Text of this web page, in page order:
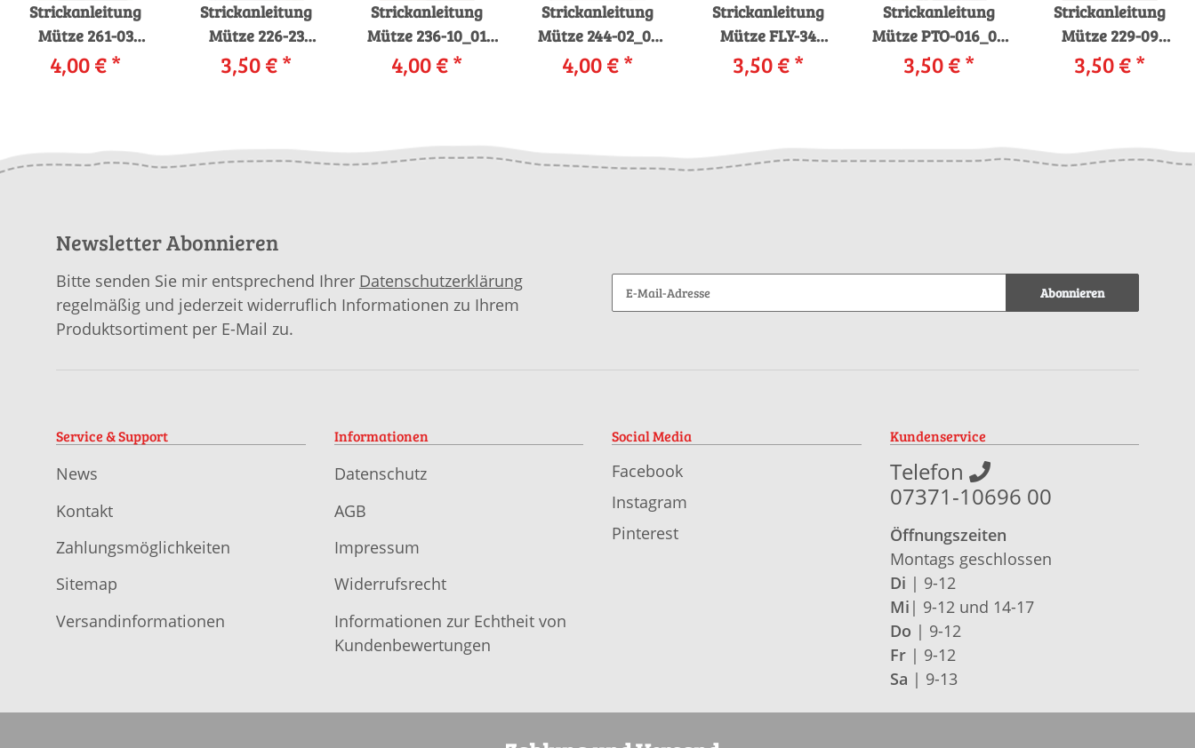
Strickanleitung
Mütze 261-03
LANGYARNS
GORDON als
4,00 €*
Strickanleitung
Mütze 226-23
LANGYARNS
VIRGINIA als
3,50 €*
Strickanleitung
Mütze 236-10_01
LANGYARNS
NERINO 400 LACE /
4,00 €*
Strickanleitung
Mütze 244-02_01
LANGYARNS
CASHSOFT /
4,00 €*
Strickanleitung
Mütze FLY-34
LANGYARNS
YOUNG als
3,50 €*
Strickanleitung
Mütze PTO-016_06
LANGYARNS DUKE
als download
3,50 €*
Strickanleitung
Mütze 229-09
LANGYARNS
VIRGINIA als
3,50 €*
Newsletter Abonnieren
Bitte senden Sie mir entsprechend Ihrer Datenschutzerklärung
regelmäßig und jederzeit widerruflich Informationen zu Ihrem
Produktsortiment per E-Mail zu.
Abonnieren
Service & Support
News
Kontakt
Zahlungsmöglichkeiten
Sitemap
Versandinformationen
Informationen
Datenschutz
AGB
Impressum
Widerrufsrecht
Informationen zur Echtheit von
Kundenbewertungen
Social Media
Facebook
Instagram
Pinterest
Kundenservice
Telefon
07371-10696 00
Öffnungszeiten
Montags geschlossen
Di | 9-12
Mi | 9-12 und 14-17
Do | 9-12
Fr| 9-12
Sa | 9-13